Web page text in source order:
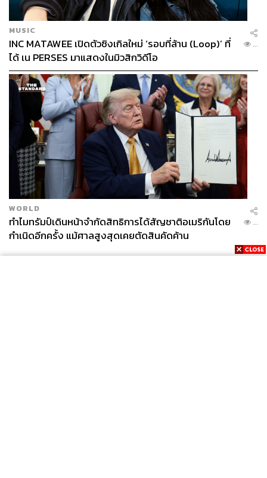
MUSIC
INC MATAWEE เปิดตัวซิงเกิลใหม่ ‘รอบที่ล้าน (Loop)’ ที่
ได้ เน PERSES มาแสดงในมิวสิกวิดีโอ
...
WORLD
ทำไมทรัมป์เดินหน้าจำกัดสิทธิการได้สัญชาติอเมริกันโดย
กำเนิดอีกครั้ง แม้ศาลสูงสุดเคยตัดสินคัดค้าน
...